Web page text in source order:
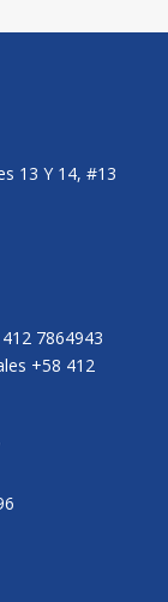
13 Y 14, #13
7864943
+58 412